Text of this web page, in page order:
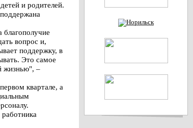
и родителей.
вопрос и,
поддержку, в
Это самое
жизнью", –
квартале, а